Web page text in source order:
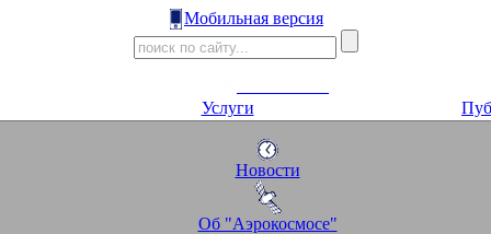
Мобильная версия
Услуги
Новости
Об "Аэрокосмосе"